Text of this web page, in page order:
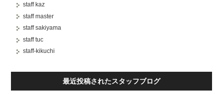
staff kaz
staff master
staff sakiyama
staff tuc
staff-kikuchi
最近投稿されたスタッフブログ